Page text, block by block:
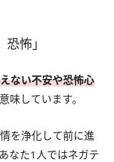
怖」
ない不安や恐怖心
味しています。
を浄化して前に進
なた1人ではネガテ